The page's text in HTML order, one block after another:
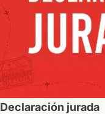
Declaración jurada